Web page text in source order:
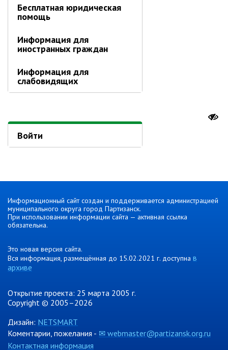
Бесплатная юридическая
помощь
Информация для
иностранных граждан
Информация для
слабовидящих
Войти
Информационный сайт создан и поддерживается администрацией
муниципального округа город Партизанск.
При использовании информации сайта — активная ссылка
обязательна.
Это новая версия сайта.
Вся информация, размещённая до 15.02.2021 г. доступна в
архиве
Открытие проекта: 25 марта 2005 г.
Copyright © 2005–2026
Дизайн: NETSMART
Коментарии, пожелания - ✉ webmaster@partizansk.org.ru
Контактная информация